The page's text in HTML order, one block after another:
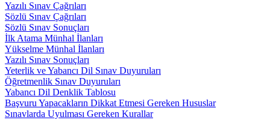
Yazılı Sınav Çağrıları
Sözlü Sınav Çağrıları
Sözlü Sınav Sonuçları
İlk Atama Münhal İlanları
Yükselme Münhal İlanları
Yazılı Sınav Sonuçları
Yeterlik ve Yabancı Dil Sınav Duyuruları
Öğretmenlik Sınav Duyuruları
Yabancı Dil Denklik Tablosu
Başvuru Yapacakların Dikkat Etmesi Gereken Hususlar
Sınavlarda Uyulması Gereken Kurallar